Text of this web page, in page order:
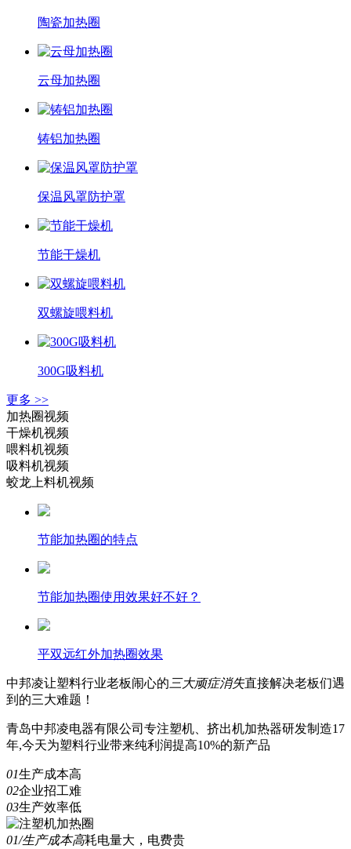
陶瓷加热圈
云母加热圈
铸铝加热圈
保温风罩防护罩
节能干燥机
双螺旋喂料机
300G吸料机
更多 >>
加热圈视频
干燥机视频
喂料机视频
吸料机视频
蛟龙上料机视频
节能加热圈的特点
节能加热圈使用效果好不好？
平双远红外加热圈效果
中邦凌让塑料行业老板闹心的 三大顽症消失直接解决老板们遇
到的三大难题！
青岛中邦凌电器有限公司专注塑机、挤出机加热器研发制造17
年,今天为塑料行业带来纯利润提高10%的新产品
01生产成本高
02企业招工难
03生产效率低
01/生产成本高耗电量大，电费贵